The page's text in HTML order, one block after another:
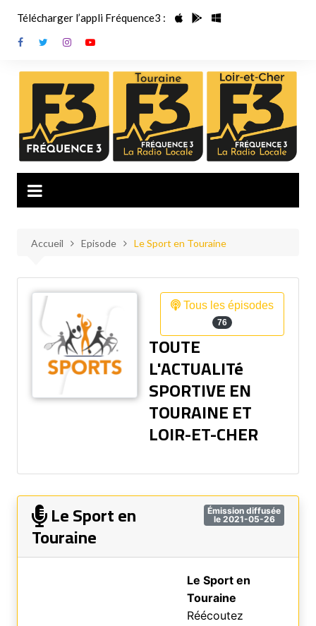
contenu
Télécharger l’appli Fréquence3 :
Accueil Episode Le Sport en Touraine
Tous les épisodes
76
TOUTE
L'ACTUALITé
SPORTIVE EN
TOURAINE ET
LOIR-ET-CHER
Émission diffusée
le 2021-05-26
Le Sport en
Touraine
Le Sport en
Touraine
Réécoutez